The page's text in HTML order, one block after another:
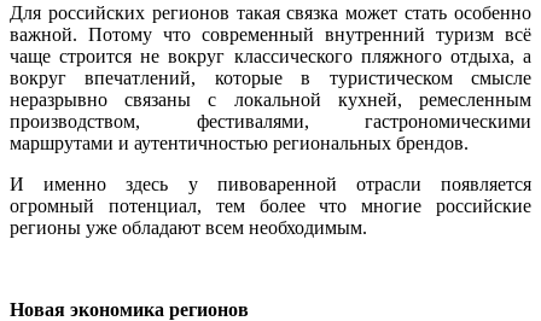
Для российских регионов такая связка может стать особенно
важной. Потому что современный внутренний туризм всё
чаще строится не вокруг классического пляжного отдыха, а
вокруг впечатлений, которые в туристическом смысле
неразрывно связаны с локальной кухней, ремесленным
производством, фестивалями, гастрономическими
маршрутами и аутентичностью региональных брендов.
И именно здесь у пивоваренной отрасли появляется
огромный потенциал, тем более что многие российские
регионы уже обладают всем необходимым.
Новая экономика регионов